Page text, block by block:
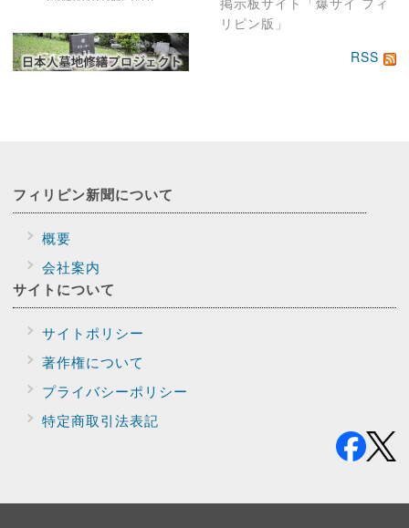
リピン版」
RSS
フィリピン新聞について
概要
会社案内
サイトについて
サイトポリシー
著作権について
プライバシーポリシー
特定商取引法表記